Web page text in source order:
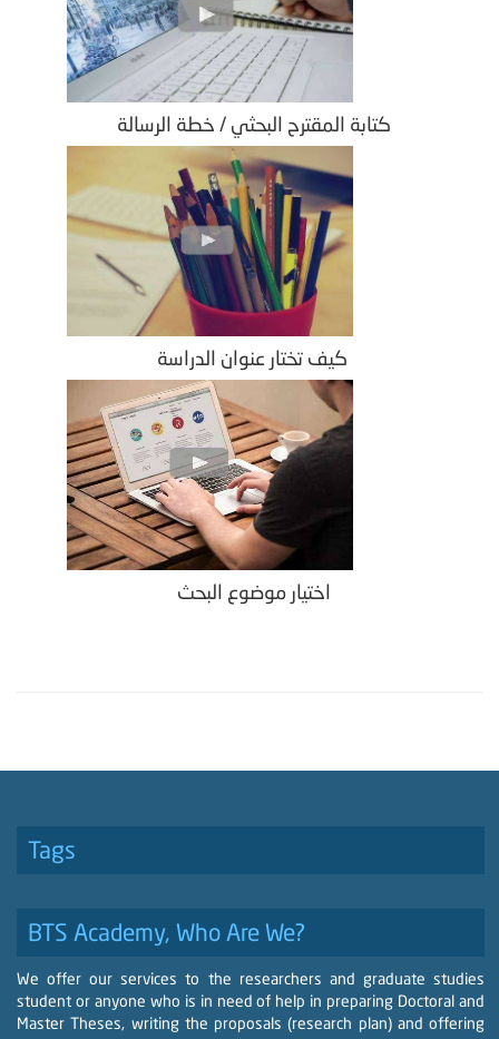
كتابة المقترح البحثي / خطة الرسالة
كيف تختار عنوان الدراسة
اختيار موضوع البحث
Tags
BTS Academy, Who Are We?
We offer our services to the researchers and graduate studies
student or anyone who is in need of help in preparing Doctoral and
Master Theses, writing the proposals (research plan) and offering